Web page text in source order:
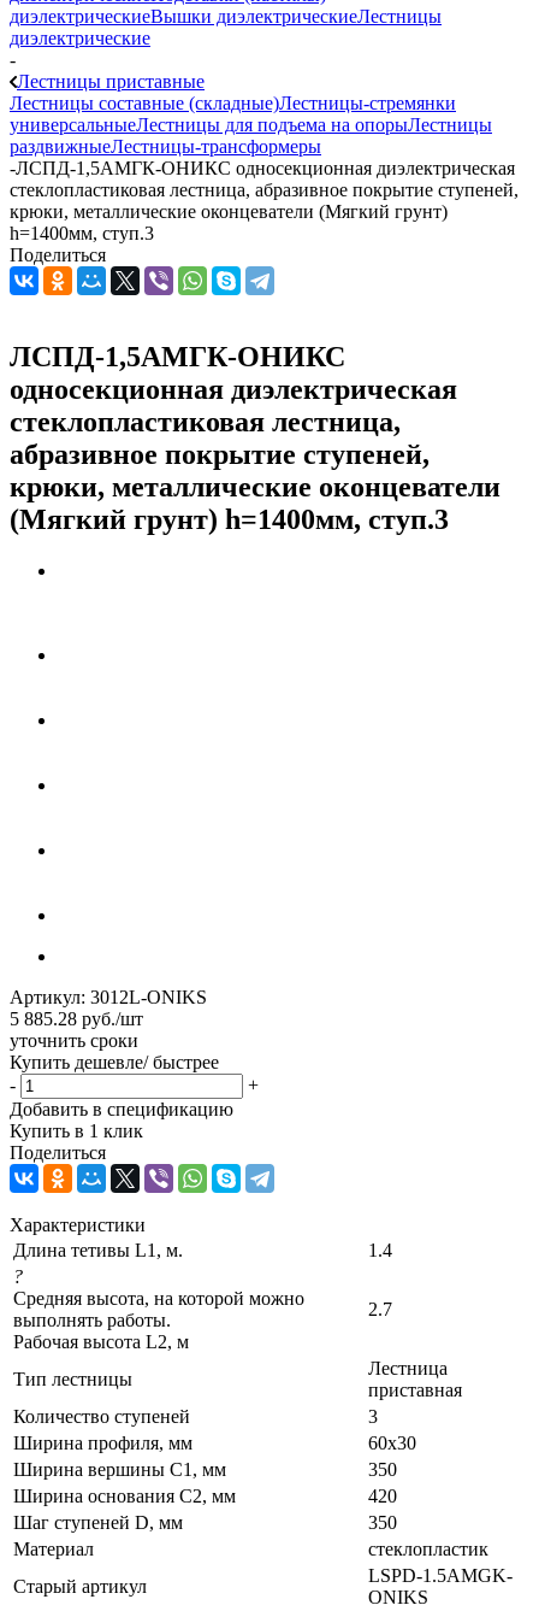
диэлектрическиеВышки диэлектрическиеЛестницы
диэлектрические
-
Лестницы приставные
Лестницы составные (складные)Лестницы-стремянки
универсальныеЛестницы для подъема на опорыЛестницы
раздвижныеЛестницы-трансформеры
-ЛСПД-1,5АМГК-ОНИКС односекционная диэлектрическая
стеклопластиковая лестница, абразивное покрытие ступеней,
крюки, металлические оконцеватели (Мягкий грунт)
h=1400мм, ступ.3
Поделиться
ЛСПД-1,5АМГК-ОНИКС
односекционная диэлектрическая
стеклопластиковая лестница,
абразивное покрытие ступеней,
крюки, металлические оконцеватели
(Мягкий грунт) h=1400мм, ступ.3
Артикул: 3012L-ONIKS
5 885.28 руб./шт
уточнить сроки
Купить дешевле/ быстрее
-
+
Добавить в спецификацию
Купить в 1 клик
Поделиться
Характеристики
Длина тетивы L1, м.
1.4
?
Средняя высота, на которой можно
выполнять работы.
Рабочая высота L2, м
2.7
Тип лестницы
Лестница
приставная
Количество ступеней
3
Ширина профиля, мм
60х30
Ширина вершины С1, мм
350
Ширина основания C2, мм
420
Шаг ступеней D, мм
350
Материал
стеклопластик
Старый артикул
LSPD-1.5AMGK-
ONIKS